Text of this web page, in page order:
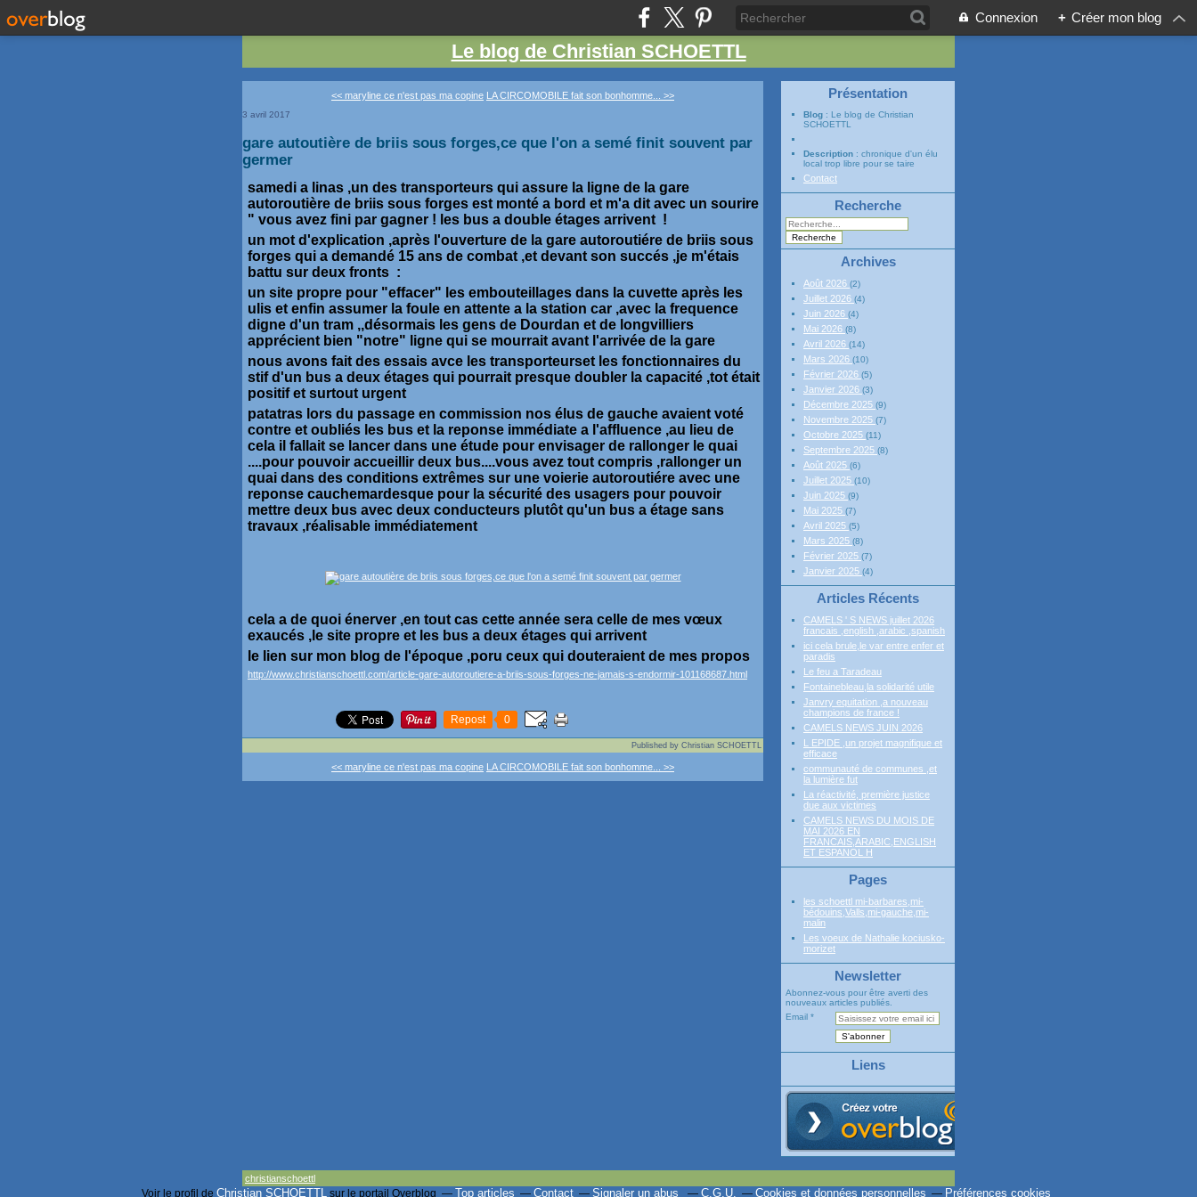
Connexion + Créer mon blog
Le blog de Christian SCHOETTL
<< maryline ce n'est pas ma copine LA CIRCOMOBILE fait son bonhomme... >>
3 avril 2017
gare autoutière de briis sous forges,ce que l'on a semé finit souvent par
germer
samedi a linas ,un des transporteurs qui assure la ligne de la gare
autoroutière de briis sous forges est monté a bord et m'a dit avec un sourire
" vous avez fini par gagner ! les bus a double étages arrivent !
un mot d'explication ,après l'ouverture de la gare autoroutiére de briis sous
forges qui a demandé 15 ans de combat ,et devant son succés ,je m'étais
battu sur deux fronts :
un site propre pour "effacer" les embouteillages dans la cuvette après les
ulis et enfin assumer la foule en attente a la station car ,avec la frequence
digne d'un tram ,,désormais les gens de Dourdan et de longvilliers
apprécient bien "notre" ligne qui se mourrait avant l'arrivée de la gare
nous avons fait des essais avce les transporteurset les fonctionnaires du
stif d'un bus a deux étages qui pourrait presque doubler la capacité ,tot était
positif et surtout urgent
patatras lors du passage en commission nos élus de gauche avaient voté
contre et oubliés les bus et la reponse immédiate a l'affluence ,au lieu de
cela il fallait se lancer dans une étude pour envisager de rallonger le quai
....pour pouvoir accueillir deux bus....vous avez tout compris ,rallonger un
quai dans des conditions extrêmes sur une voierie autoroutiére avec une
reponse cauchemardesque pour la sécurité des usagers pour pouvoir
mettre deux bus avec deux conducteurs plutôt qu'un bus a étage sans
travaux ,réalisable immédiatement
cela a de quoi énerver ,en tout cas cette année sera celle de mes vœux
exaucés ,le site propre et les bus a deux étages qui arrivent
le lien sur mon blog de l'époque ,poru ceux qui douteraient de mes propos
http://www.christianschoettl.com/article-gare-autoroutiere-a-briis-sous-forges-ne-jamais-s-endormir-101168687.html
Repost 0
Published by Christian SCHOETTL
<< maryline ce n'est pas ma copine LA CIRCOMOBILE fait son bonhomme... >>
Présentation
Blog : Le blog de Christian
SCHOETTL
Description : chronique d'un élu
local trop libre pour se taire
Contact
Recherche
Archives
Août 2026 (2)
Juillet 2026 (4)
Juin 2026 (4)
Mai 2026 (8)
Avril 2026 (14)
Mars 2026 (10)
Février 2026 (5)
Janvier 2026 (3)
Décembre 2025 (9)
Novembre 2025 (7)
Octobre 2025 (11)
Septembre 2025 (8)
Août 2025 (6)
Juillet 2025 (10)
Juin 2025 (9)
Mai 2025 (7)
Avril 2025 (5)
Mars 2025 (8)
Février 2025 (7)
Janvier 2025 (4)
Articles Récents
CAMELS ' S NEWS juillet 2026
francais ,english ,arabic ,spanish
ici cela brule,le var entre enfer et
paradis
Le feu a Taradeau
Fontainebleau,la solidarité utile
Janvry equitation ,a nouveau
champions de france !
CAMELS NEWS JUIN 2026
L EPIDE ,un projet magnifique et
efficace
communauté de communes ,et
la lumière fut
La réactivité, première justice
due aux victimes
CAMELS NEWS DU MOIS DE
MAI 2026 EN
FRANCAIS,ARABIC,ENGLISH
ET ESPANOL H
Pages
les schoettl mi-barbares,mi-
bédouins,Valls,mi-gauche,mi-
malin
Les voeux de Nathalie kociusko-
morizet
Newsletter
Abonnez-vous pour être averti des
nouveaux articles publiés.
Email
Liens
christianschoettl
Voir le profil de Christian SCHOETTLsur le portail Overblog Top articles Contact Signaler un abus C.G.U. Cookies et données personnelles Préférences cookies